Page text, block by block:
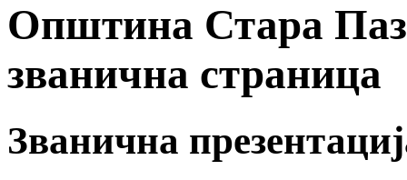
Општина Стара
званична страница
Званична